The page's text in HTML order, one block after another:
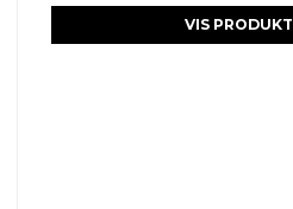
VIS PRODUKT